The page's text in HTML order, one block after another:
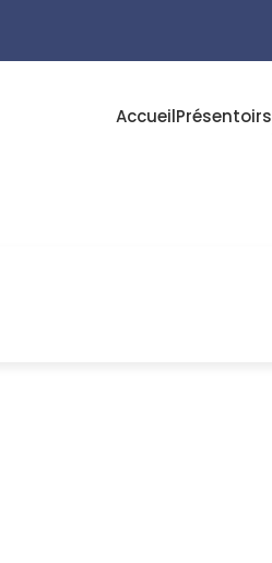
AccueilPrésentoirs